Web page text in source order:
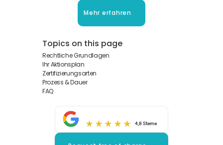
Mehr erfahren
Topics on this page
Rechtliche Grundlagen
Ihr Aktionsplan
Zertifizierungsarten
Prozess & Dauer
FAQ
4,8 Sterne